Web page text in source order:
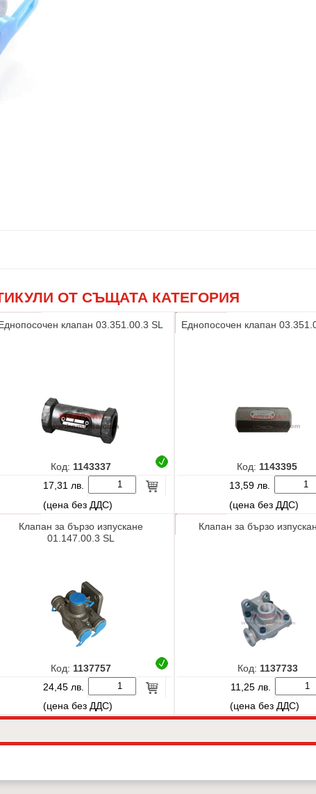
ОТ СЪЩАТА КАТЕГОРИЯ
клапан 03.351.00.3 SL
Код: 1143337
17,31 лв.
(цена без ДДС)
Еднопосочен клапан
Код: 1143395
13,59 лв.
(цена без ДДС)
Клапан за бързо изпускане
01.147.00.3 SL
Код: 1137757
24,45 лв.
(цена без ДДС)
Клапан за бързо
Код: 1137733
11,25 лв.
(цена без ДДС)